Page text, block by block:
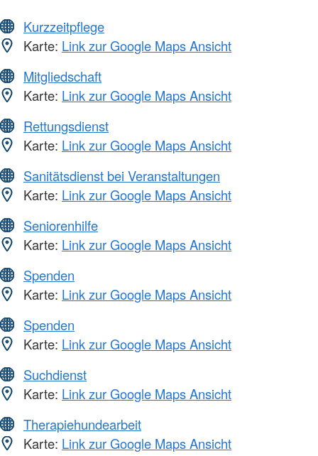
Kurzzeitpflege
Karte: Link zur Google Maps Ansicht
Mitgliedschaft
Karte: Link zur Google Maps Ansicht
Rettungsdienst
Karte: Link zur Google Maps Ansicht
Sanitätsdienst bei Veranstaltungen
Karte: Link zur Google Maps Ansicht
Seniorenhilfe
Karte: Link zur Google Maps Ansicht
Spenden
Karte: Link zur Google Maps Ansicht
Spenden
Karte: Link zur Google Maps Ansicht
Suchdienst
Karte: Link zur Google Maps Ansicht
Therapiehundearbeit
Karte: Link zur Google Maps Ansicht